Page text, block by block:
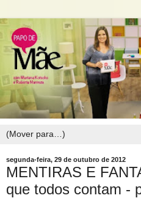
segunda-feira, 29 de outubro de 2012
MENTIRAS E
que todos contam -